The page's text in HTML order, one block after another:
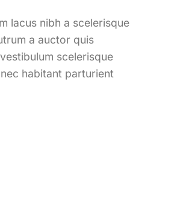
lacus nibh a scelerisque
a auctor quis
scelerisque
habitant parturient